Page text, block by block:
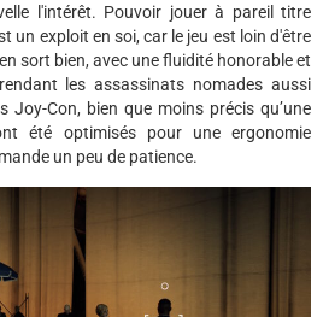
l'intérêt. Pouvoir jouer à pareil titre
un exploit en soi, car le jeu est loin d'être
sort bien, avec une fluidité honorable et
les assassinats nomades aussi
Joy-Con, bien que moins précis qu’une
été optimisés pour une ergonomie
un peu de patience.